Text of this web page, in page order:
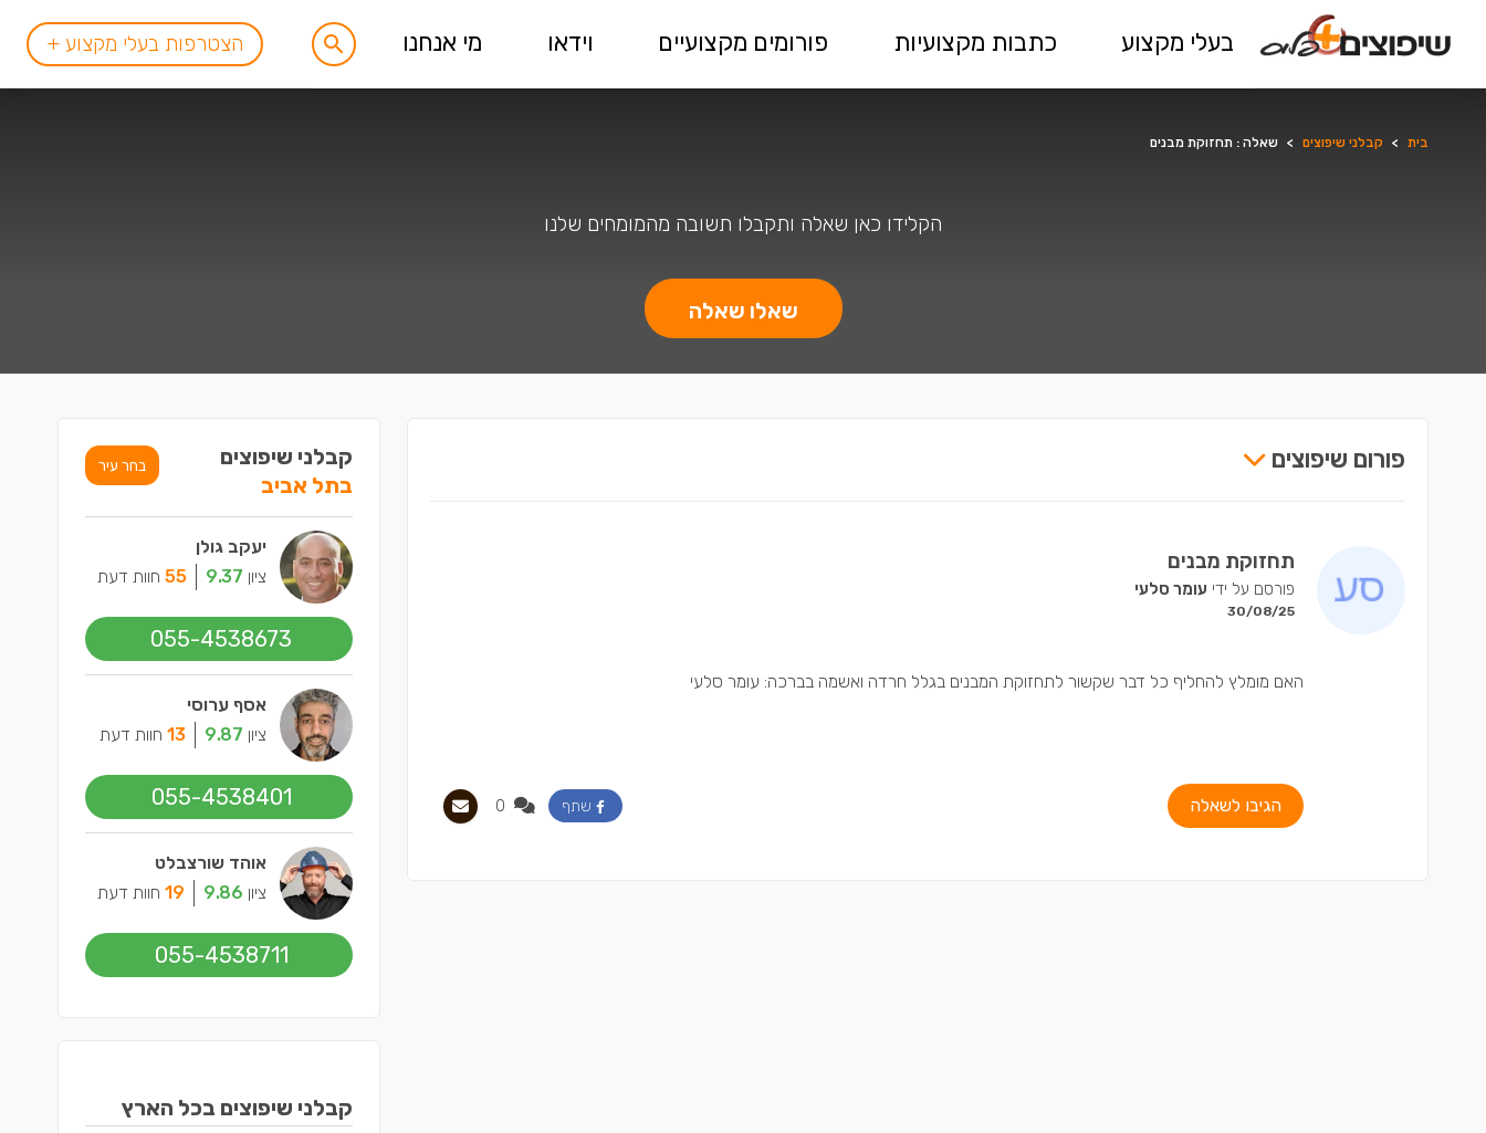
בעלי מקצוע כתבות מקצועיות פורומים מקצועיים וידאו מי אנחנו הצטרפות בעלי מקצוע +
בית > קבלני שיפוצים > שאלה : תחזוקת מבנים
הקלידו כאן שאלה ותקבלו תשובה מהמומחים שלנו
שאלו שאלה
פורום שיפוצים
תחזוקת מבנים
פורסם על ידי עומר סלעי
30/08/25
האם מומלץ להחליף כל דבר שקשור לתחזוקת המבנים בגלל חרדה ואשמה בברכה: עומר סלעי
הגיבו לשאלה שתף
קבלני שיפוצים
בתל אביב
בחר עיר
יעקב גולן
ציון 9.37
55 חוות דעת
055-4538673
אסף ערוסי
ציון 9.87
13 חוות דעת
055-4538401
אוהד שורצבלט
ציון 9.86
19 חוות דעת
055-4538711
קבלני שיפוצים בכל הארץ